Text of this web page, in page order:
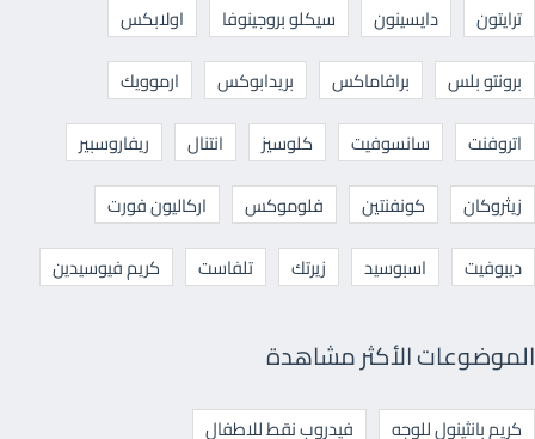
ترايتون
دايسينون سيكلو بروجينوفا
اولابكس
برونتو بلس
برافاماكس بريدابوكس
ارموويك
اتروفنت
سانسوفيت كلوسيز انتنال
ريفاروسبير
زيثروكان
كونفنتين فلوموكس
اركاليون فورت
ديبوفيت
اسبوسيد زيرتك تلفاست كريم فيوسيدين
الموضوعات الأكثر مشاهدة
كريم بانثينول للوجه فيدروب نقط للاطفال